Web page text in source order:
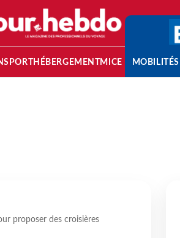
HÉBERGEMENTMICE MOBILITÉS
proposer des croisières